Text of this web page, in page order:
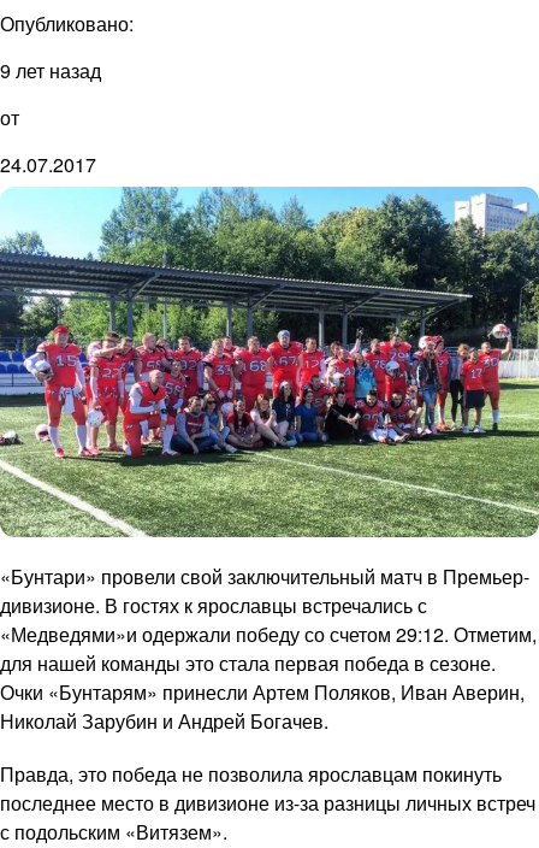
Опубликовано:
9 лет назад
от
24.07.2017
«Бунтари» провели свой заключительный матч в Премьер-
дивизионе. В гостях к ярославцы встречались с
«Медведями»и одержали победу со счетом 29:12. Отметим,
для нашей команды это стала первая победа в сезоне.
Очки «Бунтарям» принесли Артем Поляков, Иван Аверин,
Николай Зарубин и Андрей Богачев.
Правда, это победа не позволила ярославцам покинуть
последнее место в дивизионе из-за разницы личных встреч
с подольским «Витязем».